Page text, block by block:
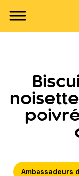
Ambassadeurs